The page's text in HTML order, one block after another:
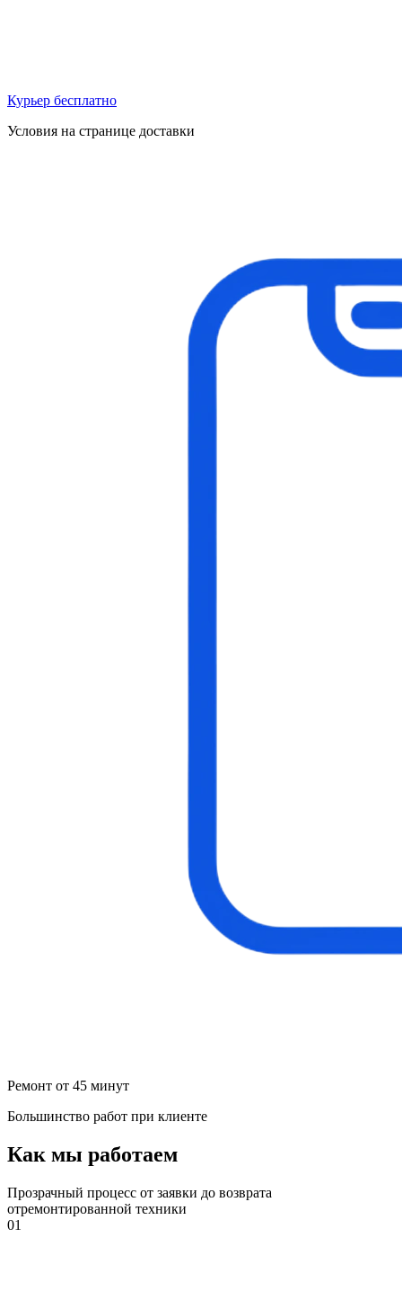
Курьер бесплатно
Условия на странице доставки
Ремонт от 45 минут
Большинство работ при клиенте
Как мы работаем
Прозрачный процесс от заявки до возврата
отремонтированной техники
01